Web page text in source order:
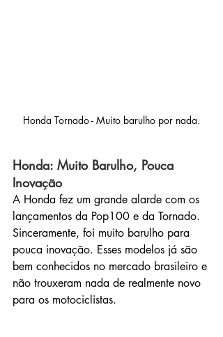
Honda Tornado - Muito barulho por nada.
Honda: Muito Barulho, Pouca
Inovação
A Honda fez um grande alarde com os
lançamentos da Pop100 e da Tornado.
Sinceramente, foi muito barulho para
pouca inovação. Esses modelos já são
bem conhecidos no mercado brasileiro e
não trouxeram nada de realmente novo
para os motociclistas.